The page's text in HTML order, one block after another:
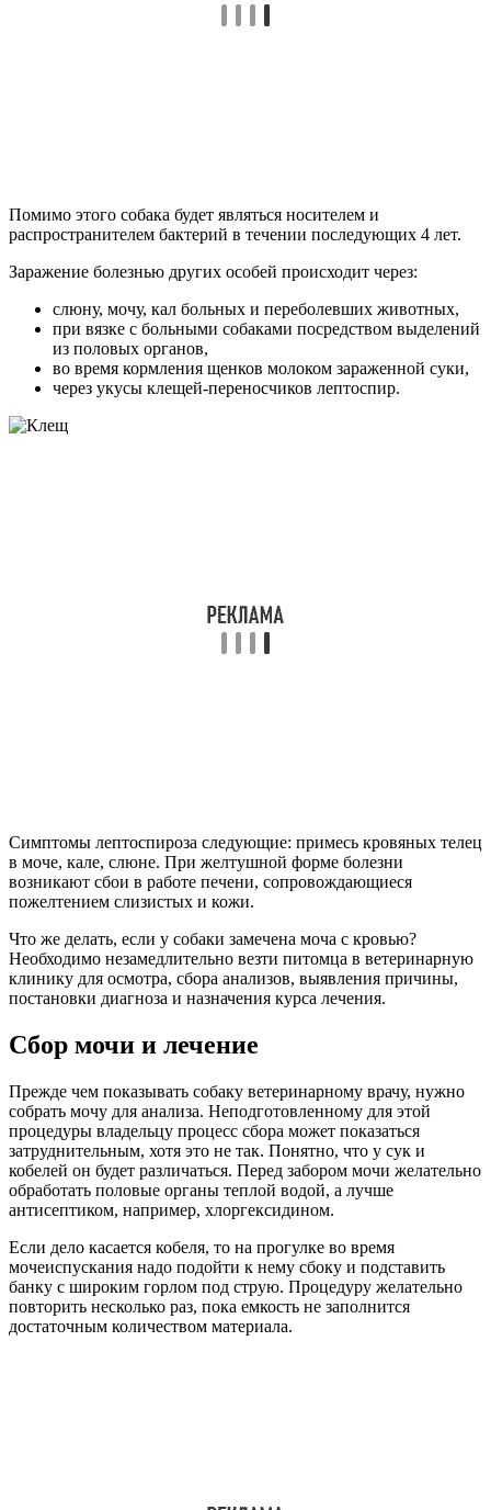
Помимо этого собака будет являться носителем и
распространителем бактерий в течении последующих 4 лет.
Заражение болезнью других особей происходит через:
слюну, мочу, кал больных и переболевших животных,
при вязке с больными собаками посредством выделений
из половых органов,
во время кормления щенков молоком зараженной суки,
через укусы клещей-переносчиков лептоспир.
Симптомы лептоспироза следующие: примесь кровяных телец
в моче, кале, слюне. При желтушной форме болезни
возникают сбои в работе печени, сопровождающиеся
пожелтением слизистых и кожи.
Что же делать, если у собаки замечена моча с кровью?
Необходимо незамедлительно везти питомца в ветеринарную
клинику для осмотра, сбора анализов, выявления причины,
постановки диагноза и назначения курса лечения.
Сбор мочи и лечение
Прежде чем показывать собаку ветеринарному врачу, нужно
собрать мочу для анализа. Неподготовленному для этой
процедуры владельцу процесс сбора может показаться
затруднительным, хотя это не так. Понятно, что у сук и
кобелей он будет различаться. Перед забором мочи желательно
обработать половые органы теплой водой, а лучше
антисептиком, например, хлоргексидином.
Если дело касается кобеля, то на прогулке во время
мочеиспускания надо подойти к нему сбоку и подставить
банку с широким горлом под струю. Процедуру желательно
повторить несколько раз, пока емкость не заполнится
достаточным количеством материала.